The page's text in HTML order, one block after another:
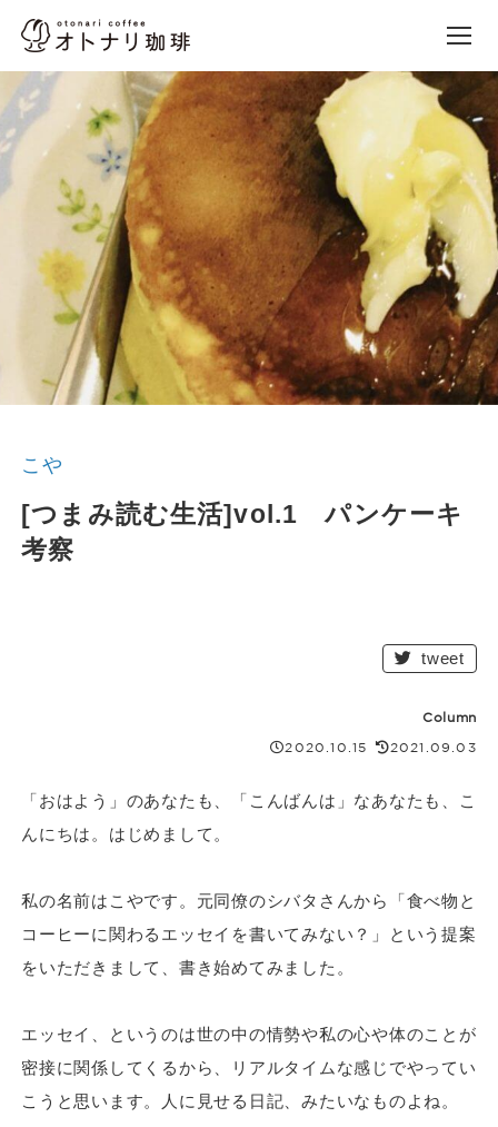
オトナリ珈琲
Site Navigation
本文までスキップ
こや
[つまみ読む生活]vol.1 パンケーキ
考察
tweet
Column
2020.10.15 2021.09.03
「おはよう」のあなたも、「こんばんは」なあなたも、こ
んにちは。はじめまして。
私の名前はこやです。元同僚のシバタさんから「食べ物と
コーヒーに関わるエッセイを書いてみない？」という提案
をいただきまして、書き始めてみました。
エッセイ、というのは世の中の情勢や私の心や体のことが
密接に関係してくるから、リアルタイムな感じでやってい
こうと思います。人に見せる日記、みたいなものよね。